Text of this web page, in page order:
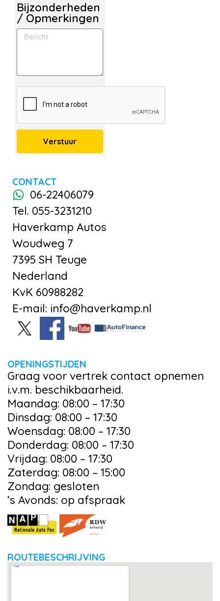
Bijzonderheden
/ Opmerkingen
Verstuur
CONTACT
06-22406079
Tel. 055-3231210
Haverkamp Autos
Woudweg 7
7395 SH Teuge
Nederland
KvK 60988282
E-mail: info@haverkamp.nl
OPENINGSTIJDEN
Graag voor vertrek contact opnemen
i.v.m. beschikbaarheid.
Maandag: 08:00 – 17:30
Dinsdag: 08:00 – 17:30
Woensdag: 08:00 – 17:30
Donderdag: 08:00 – 17:30
Vrijdag: 08:00 – 17:30
Zaterdag: 08:00 – 15:00
Zondag: gesloten
’s Avonds: op afspraak
ROUTEBESCHRIJVING